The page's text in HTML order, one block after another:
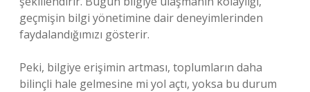
geçmişin bilgi yönetimine dair deneyimlerinden
faydalandığımızı gösterir.
Peki, bilgiye erişimin artması, toplumların daha
bilinçli hale gelmesine mi yol açtı, yoksa bu durum